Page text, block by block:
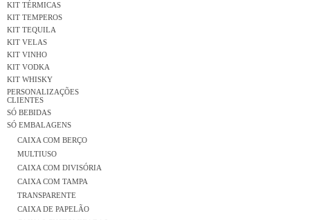
KIT TÉRMICAS
KIT TEMPEROS
KIT TEQUILA
KIT VELAS
KIT VINHO
KIT VODKA
KIT WHISKY
PERSONALIZAÇÕES
CLIENTES
SÓ BEBIDAS
SÓ EMBALAGENS
CAIXA COM BERÇO
MULTIUSO
CAIXA COM DIVISÓRIA
CAIXA COM TAMPA
TRANSPARENTE
CAIXA DE PAPELÃO